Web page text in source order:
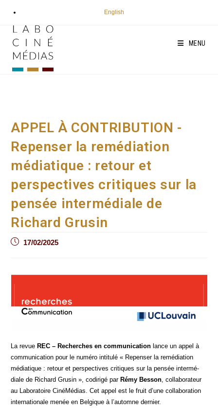
contenu
English
MENU
APPEL À CONTRIBUTION -
Repenser la remédiation
médiatique : retour et
perspectives critiques sur la
pensée intermédiale de
Richard Grusin
Post17/02/2025
La revue REC – Recherches en com­mu­ni­ca­tion lance un appel à
com­mu­ni­ca­tion pour le numé­ro inti­tu­lé « Repen­ser la remé­dia­tion
média­tique : retour et pers­pec­tives cri­tiques sur la pen­sée inter­mé­
diale de Richard Gru­sin », codi­ri­gé par Rémy Bes­son, col­la­bo­ra­teur
au Labo­ra­toire Ciné­Mé­dias. Cet appel est le fruit d’une col­la­bo­ra­tion
inter­na­tio­nale menée en Bel­gique à l’automne dernier.